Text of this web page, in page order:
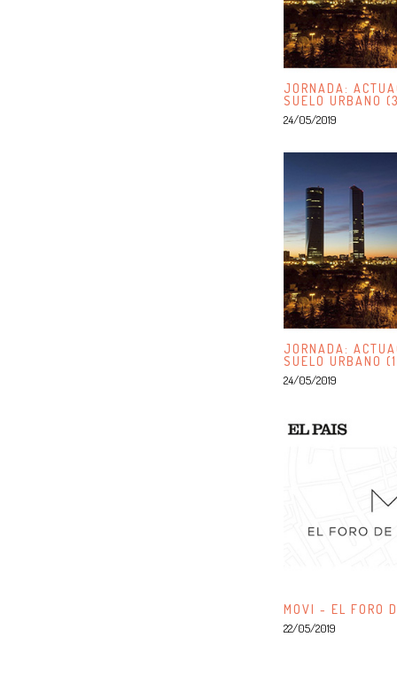
JORNADA:
SUELO URBANO
24/05/2019
JORNADA:
SUELO URBANO
24/05/2019
MOVI - EL FORO
22/05/2019